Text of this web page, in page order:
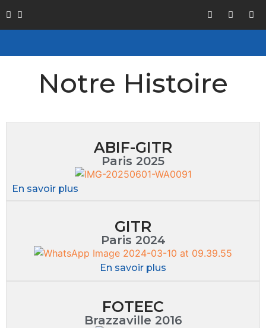
Notre Histoire
ABIF-GITR
Paris 2025
En savoir plus
GITR
Paris 2024
En savoir plus
FOTEEC
Brazzaville 2016